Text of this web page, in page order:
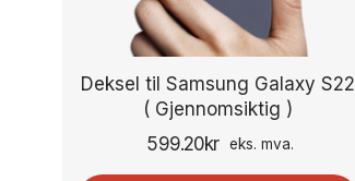
Deksel til Samsung Galaxy S22
( Gjennomsiktig )
599.20kr eks. mva.